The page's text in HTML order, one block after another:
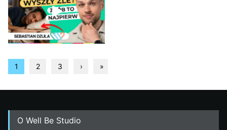
1 2 3 › »
O Well Be Studio